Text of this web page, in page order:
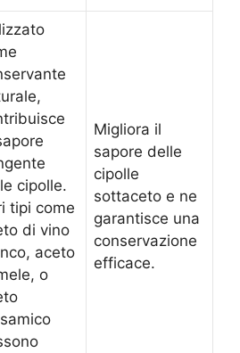
cipolle.
tipi come
di vino
aceto
o
Migliora il
sapore delle
cipolle
sottaceto e ne
garantisce una
conservazione
efficace.